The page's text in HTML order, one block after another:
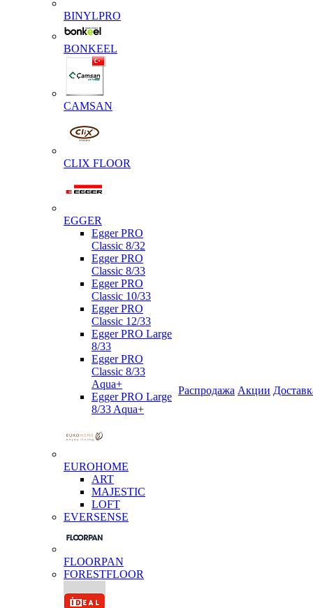
BINYLPRO
BONKEEL
CAMSAN
CLIX FLOOR
EGGER
Egger PRO
Classic 8/32
Egger PRO
Classic 8/33
Egger PRO
Classic 10/33
Egger PRO
Classic 12/33
Egger PRO Large
8/33
Egger PRO
Classic 8/33
Aqua+
Egger PRO Large
8/33 Aqua+
EUROHOME
ART
MAJESTIC
LOFT
EVERSENSE
FLOORPAN
FORESTFLOOR
Распродажа Акции